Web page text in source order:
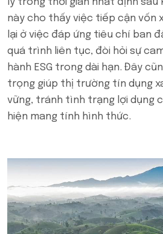
lý trong thời gian nhất định sau
này cho thấy việc tiếp cận vốn
lại ở việc đáp ứng tiêu chí ban
quá trình liên tục, đòi hỏi sự
hành ESG trong dài hạn. Đây
trọng giúp thị trường tín dụng
vững, tránh tình trạng lợi dụng
hiện mang tính hình thức.